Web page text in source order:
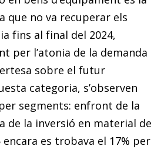
que no va recuperar els
fins al final del 2024,
per l’atonia de la demanda
sobre el futur
categoria, s’observen
segments: enfront de la
de la inversió en material de
es trobava el 17% per